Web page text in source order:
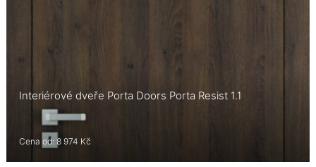
Interiérové dveře Porta Doors Porta Resist 1.1
Cena od: 8 974 Kč